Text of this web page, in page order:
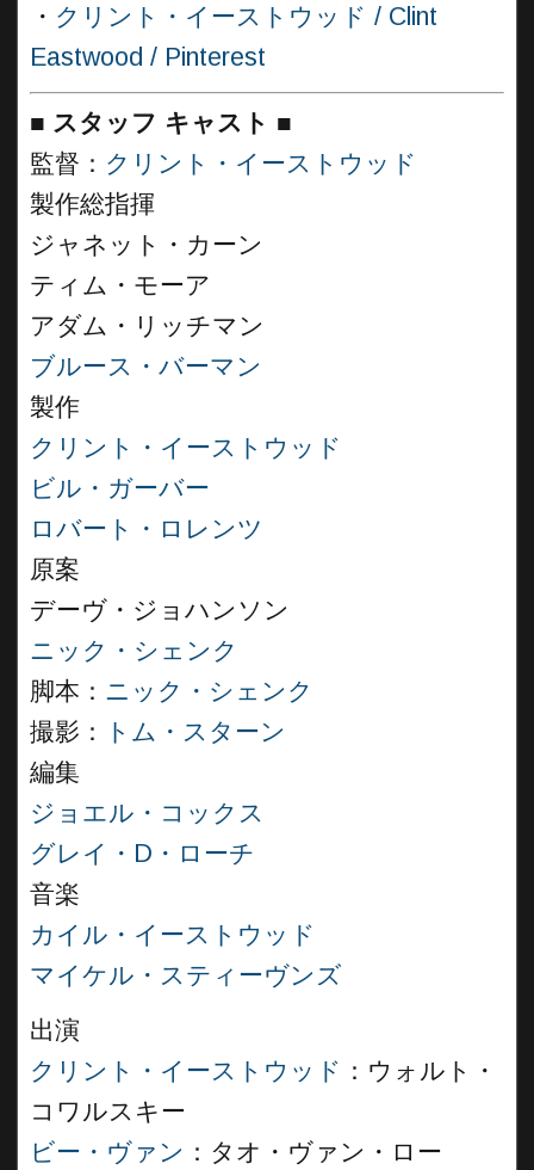
・ クリント・イーストウッド / Clint
Eastwood / Pinterest
■ スタッフ キャスト ■
監督： クリント・イーストウッド
製作総指揮
ジャネット・カーン
ティム・モーア
アダム・リッチマン
ブルース・バーマン
製作
クリント・イーストウッド
ビル・ガーバー
ロバート・ロレンツ
原案
デーヴ・ジョハンソン
ニック・シェンク
脚本： ニック・シェンク
撮影：
トム・スターン
編集
ジョエル・コックス
グレイ・D・ローチ
音楽
カイル・イーストウッド
マイケル・スティーヴンズ
出演
クリント・イーストウッド ：ウォルト・
コワルスキー
ビー・ヴァン ：タオ・ヴァン・ロー